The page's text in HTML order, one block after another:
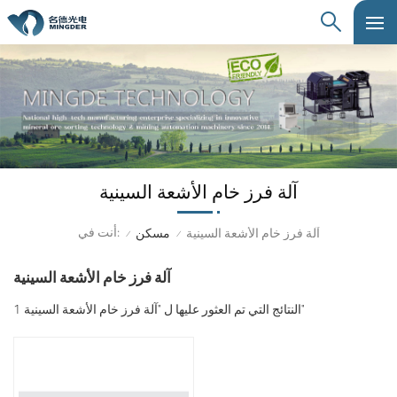
آلة فرز خام الأشعة السينية
أنت في: / مسكن / آلة فرز خام الأشعة السينية
آلة فرز خام الأشعة السينية
1 النتائج التي تم العثور عليها ل "آلة فرز خام الأشعة السينية"